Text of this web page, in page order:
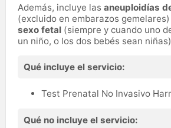
Además, incluye las aneuploidías
(excluido en embarazos
sexo fetal (siempre y cuando uno
un niño, o los dos bebés sean
Qué incluye el servicio:
Test Prenatal No Invasivo
Qué no incluye el servicio: